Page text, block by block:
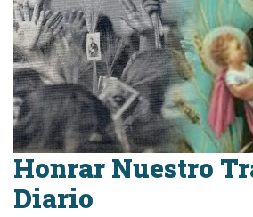
Honrar Nuestro
Diario